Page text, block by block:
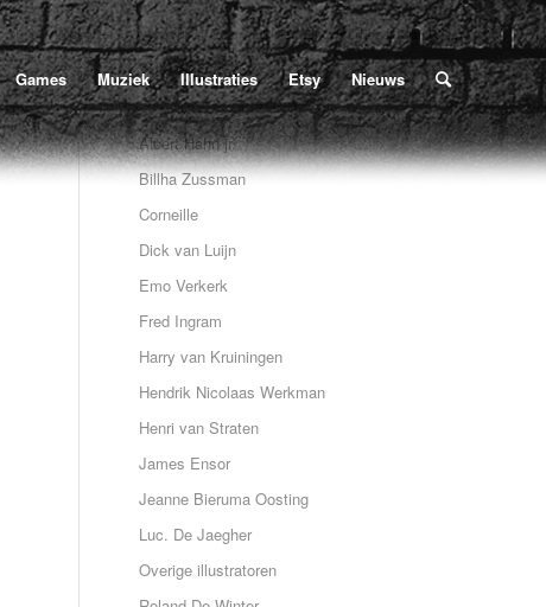
Games Muziek Illustraties Etsy Nieuws
/ Poe / Illustraties / Overige illustratoren / Pieter Zandvliet (Edgar Allan Poe2)
Albert Hahn jr.
Billha Zussman
Corneille
Dick van Luijn
Emo Verkerk
Fred Ingram
Harry van Kruiningen
Hendrik Nicolaas Werkman
Henri van Straten
James Ensor
Jeanne Bieruma Oosting
Luc. De Jaegher
Overige illustratoren